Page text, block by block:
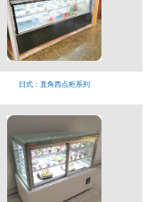
日式：直角西点柜系列